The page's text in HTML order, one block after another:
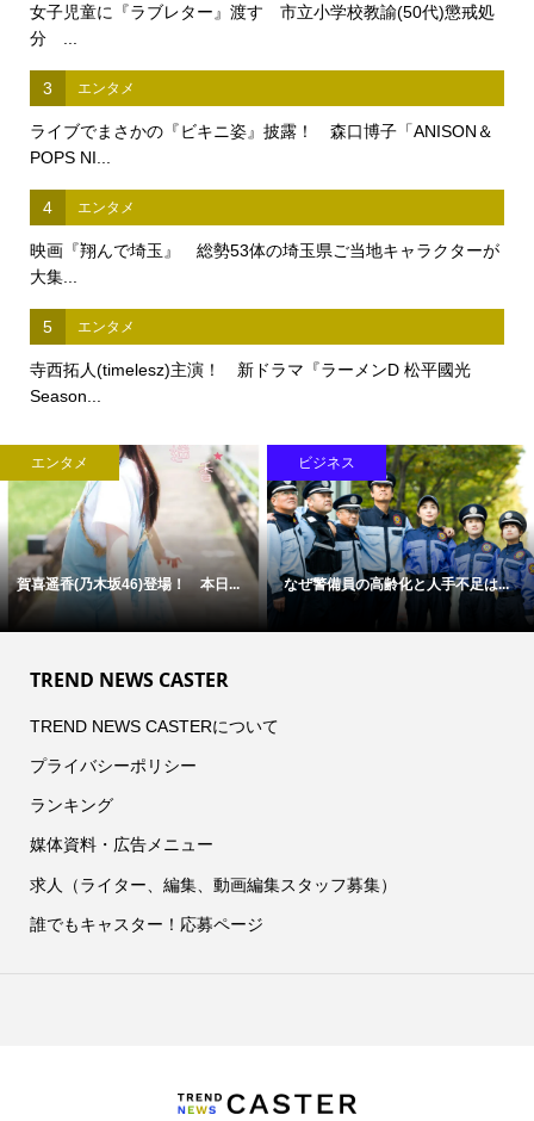
女子児童に『ラブレター』渡す 市立小学校教諭(50代)懲戒処
分 ...
3 エンタメ
ライブでまさかの『ビキニ姿』披露！ 森口博子「ANISON＆
POPS NI...
4 エンタメ
映画『翔んで埼玉』 総勢53体の埼玉県ご当地キャラクターが
大集...
5 エンタメ
寺西拓人(timelesz)主演！ 新ドラマ『ラーメンD 松平國光
Season...
エンタメ
賀喜遥香(乃木坂46)登場！ 本日...
ビジネス
なぜ警備員の高齢化と人手不足は...
TREND NEWS CASTER
TREND NEWS CASTERについて
プライバシーポリシー
ランキング
媒体資料・広告メニュー
求人（ライター、編集、動画編集スタッフ募集）
誰でもキャスター！応募ページ